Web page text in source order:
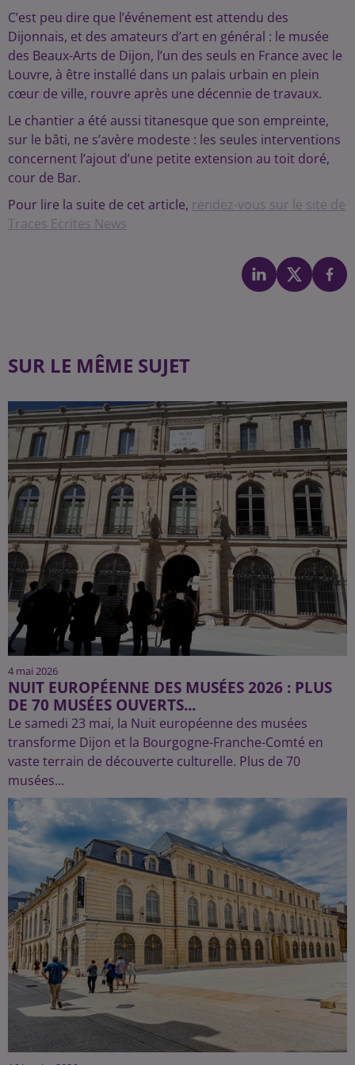
C’est peu dire que l’événement est attendu des
Dijonnais, et des amateurs d’art en général : le musée
des Beaux-Arts de Dijon, l’un des seuls en France avec le
Louvre, à être installé dans un palais urbain en plein
cœur de ville, rouvre après une décennie de travaux.
Le chantier a été aussi titanesque que son empreinte,
sur le bâti, ne s’avère modeste : les seules interventions
concernent l’ajout d’une petite extension au toit doré,
cour de Bar.
Pour lire la suite de cet article, rendez-vous sur le site de
Traces Ecrites News
SUR LE MÊME SUJET
4 mai 2026
NUIT EUROPÉENNE DES MUSÉES 2026 : PLUS
DE 70 MUSÉES OUVERTS...
Le samedi 23 mai, la Nuit européenne des musées
transforme Dijon et la Bourgogne-Franche-Comté en
vaste terrain de découverte culturelle. Plus de 70
musées...